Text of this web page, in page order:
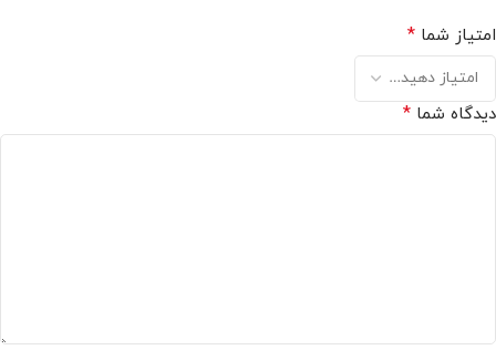
امتیاز شما *
دیدگاه شما *